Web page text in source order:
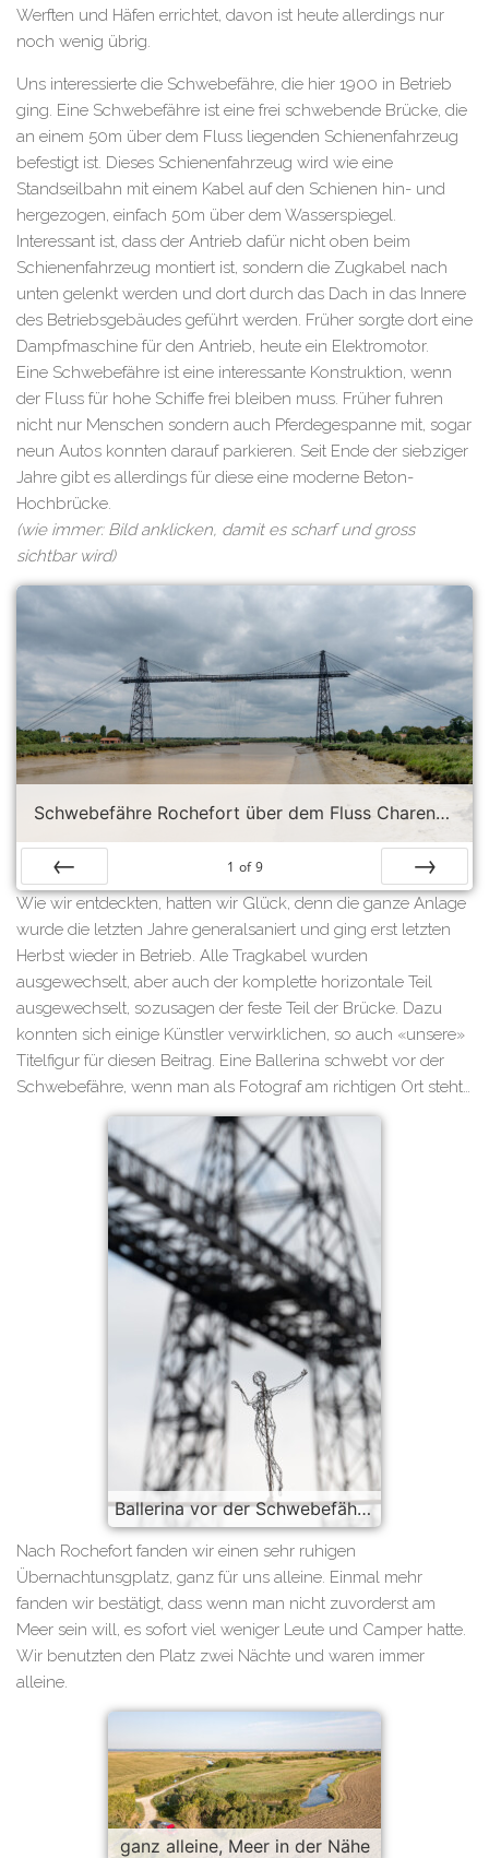
Werften und Häfen errichtet, davon ist heute allerdings nur
noch wenig übrig.
Uns interessierte die Schwebefähre, die hier 1900 in Betrieb
ging. Eine Schwebefähre ist eine frei schwebende Brücke, die
an einem 50m über dem Fluss liegenden Schienenfahrzeug
befestigt ist. Dieses Schienenfahrzeug wird wie eine
Standseilbahn mit einem Kabel auf den Schienen hin- und
hergezogen, einfach 50m über dem Wasserspiegel.
Interessant ist, dass der Antrieb dafür nicht oben beim
Schienenfahrzeug montiert ist, sondern die Zugkabel nach
unten gelenkt werden und dort durch das Dach in das Innere
des Betriebsgebäudes geführt werden. Früher sorgte dort eine
Dampfmaschine für den Antrieb, heute ein Elektromotor.
Eine Schwebefähre ist eine interessante Konstruktion, wenn
der Fluss für hohe Schiffe frei bleiben muss. Früher fuhren
nicht nur Menschen sondern auch Pferdegespanne mit, sogar
neun Autos konnten darauf parkieren. Seit Ende der siebziger
Jahre gibt es allerdings für diese eine moderne Beton-
Hochbrücke.
(wie immer: Bild anklicken, damit es scharf und gross
sichtbar wird)
Schwebefähre Rochefort über dem Fluss Charent bei Niedrigwasser
Prev
1 of 9
Next
Wie wir entdeckten, hatten wir Glück, denn die ganze Anlage
wurde die letzten Jahre generalsaniert und ging erst letzten
Herbst wieder in Betrieb. Alle Tragkabel wurden
ausgewechselt, aber auch der komplette horizontale Teil
ausgewechselt, sozusagen der feste Teil der Brücke. Dazu
konnten sich einige Künstler verwirklichen, so auch «unsere»
Titelfigur für diesen Beitrag. Eine Ballerina schwebt vor der
Schwebefähre, wenn man als Fotograf am richtigen Ort steht…
Ballerina vor der Schwebefähre von Rochefort
Nach Rochefort fanden wir einen sehr ruhigen
Übernachtunsgplatz, ganz für uns alleine. Einmal mehr
fanden wir bestätigt, dass wenn man nicht zuvorderst am
Meer sein will, es sofort viel weniger Leute und Camper hatte.
Wir benutzten den Platz zwei Nächte und waren immer
alleine.
ganz alleine, Meer in der Nähe